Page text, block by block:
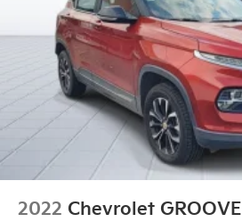
2022 Chevrolet GROOVE